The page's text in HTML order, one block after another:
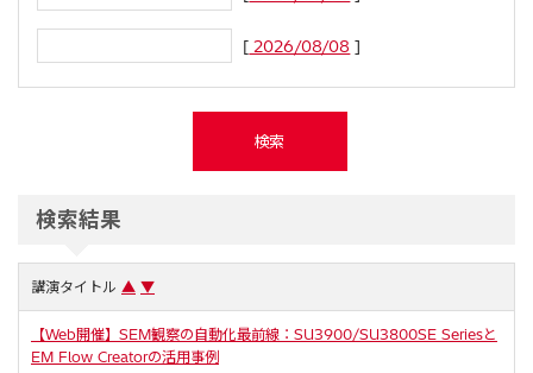
[ 2026/08/08 ]
検索結果
講演タイトル ▲ ▼
【Web開催】SEM観察の自動化最前線：SU3900/SU3800SE Seriesと
EM Flow Creatorの活用事例